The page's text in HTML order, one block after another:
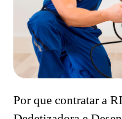
Por que contratar a